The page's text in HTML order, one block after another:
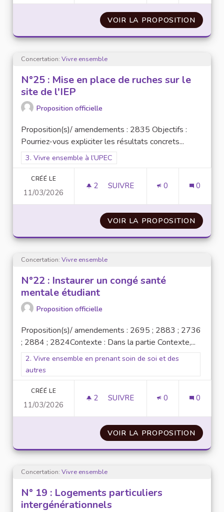
VOIR LA PROPOSITION N°28
Concertation: Vivre ensemble
N°25 : Mise en place de ruches sur le
site de l'IEP
Proposition officielle
Proposition(s)/ amendements : 2835 Objectifs :
Pourriez-vous expliciter les résultats concrets...
Filtrer les résultats pour le secteur : 3. Vivre ensemble à
3. Vivre ensemble à l’UPEC
CRÉÉ LE
11/03/2026
2 2 ABONNÉS
SUIVRE 0 0
VOIR LA PROPOSITION N°25
Concertation: Vivre ensemble
N°22 : Instaurer un congé santé
mentale étudiant
Proposition officielle
Proposition(s)/ amendements : 2695 ; 2883 ; 2736
; 2884 ; 2824Contexte : Dans la partie Contexte,...
Filtrer les résultats pour le secteur : 2. Vivre ensemble en
2. Vivre ensemble en prenant soin de soi et des
autres
CRÉÉ LE
11/03/2026
2 2 ABONNÉS
SUIVRE 0 0
VOIR LA PROPOSITION N°22
Concertation: Vivre ensemble
N° 19 : Logements particuliers
intergénérationnels